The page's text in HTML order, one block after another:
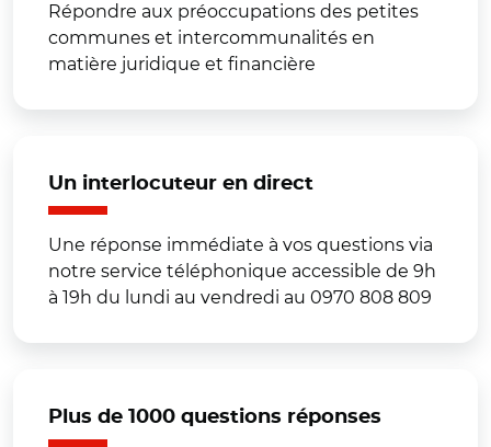
Répondre aux préoccupations des petites
communes et intercommunalités en
matière juridique et financière
Un interlocuteur en direct
Une réponse immédiate à vos questions via
notre service téléphonique accessible de 9h
à 19h du lundi au vendredi au 0970 808 809
Plus de 1000 questions réponses